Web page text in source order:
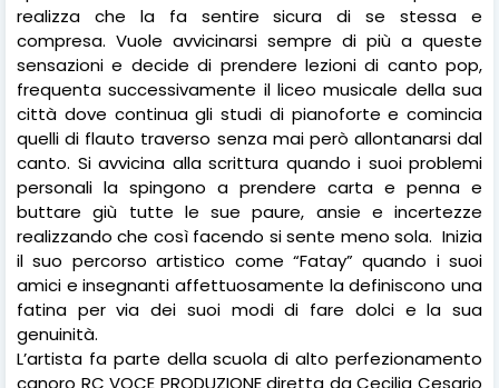
realizza che la fa sentire sicura di se stessa e
compresa. Vuole avvicinarsi sempre di più a queste
sensazioni e decide di prendere lezioni di canto pop,
frequenta successivamente il liceo musicale della sua
città dove continua gli studi di pianoforte e comincia
quelli di flauto traverso senza mai però allontanarsi dal
canto. Si avvicina alla scrittura quando i suoi problemi
personali la spingono a prendere carta e penna e
buttare giù tutte le sue paure, ansie e incertezze
realizzando che così facendo si sente meno sola. Inizia
il suo percorso artistico come “Fatay” quando i suoi
amici e insegnanti affettuosamente la definiscono una
fatina per via dei suoi modi di fare dolci e la sua
genuinità.
L’artista fa parte della scuola di alto perfezionamento
canoro RC VOCE PRODUZIONE diretta da Cecilia Cesario